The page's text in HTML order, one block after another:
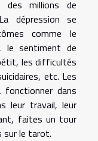
des millions de
dépression se
comme le
le sentiment de
les difficultés
etc. Les
dans
leur travail, leur
faites un tour
sur le tarot.